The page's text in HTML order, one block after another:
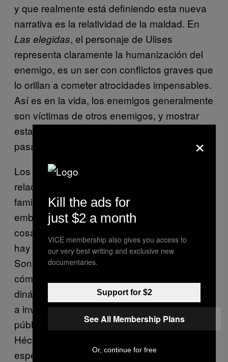
y que realmente está definiendo esta nueva
narrativa es la relatividad de la maldad. En
Las elegidas, el personaje de Ulises
representa claramente la humanización del
enemigo, es un ser con conflictos graves que
lo orillan a cometer atrocidades impensables.
Así es en la vida, los enemigos generalmente
son víctimas de otros enemigos, y mostrar
esta parte nos hace ver que esto le podría
pasar a cualquiera.
Los buenos a veces son malos y luego la
relación se voltea. Podría parecer que la
familia de Ulises es despiadada, sin
embargo, David comenta «pese a que hace
cosas terribles esta familia, son una familia y
hay que mostrar una dinámica de relación.
Son estas cosas que todos conocemos,
cómo se relaciona una familia, cuáles son las
dinámicas, a partir de eso se puede empezar
a involucrar de una manera emotiva al
público pese a que los personajes Ulises y
Héctor hacen cosas terribles». Y el
espectador incluso se encariña un poco con
×
Kill the ads for
just $2 a month
VICE membership also gives you access to
our very best writing and exclusive new
documentaries.
Support for $2
See All Membership Plans
Or, continue for free